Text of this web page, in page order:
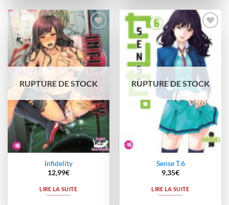
Ajouter
à la
wishlist
RUPTURE DE STOCK
Infidelity
12,99€
LIRE LA SUITE
Ajouter
à la
wishlist
RUPTURE DE STOCK
Sense T.6
9,35€
LIRE LA SUITE